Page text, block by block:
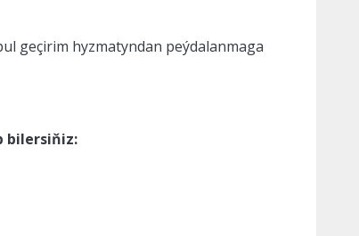
geçirim hyzmatyndan peýdalanmaga
bilersiňiz: